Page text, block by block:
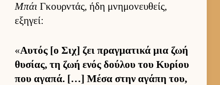
Μπάι Γκουρ­ντάς, ήδη μνημονευ­θείς,
εξηγεί:
«Αυ­τός [ο Σιχ] ζει πραγ­ματικά μια ζωή
θυσίας, τη ζωή ενός δού­λου του Κυρίου
που αγαπά. […] Μέσα στην αγάπη του,